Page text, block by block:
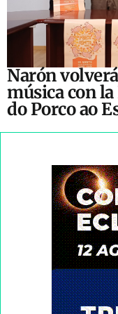
Narón
música con
do Porco ao